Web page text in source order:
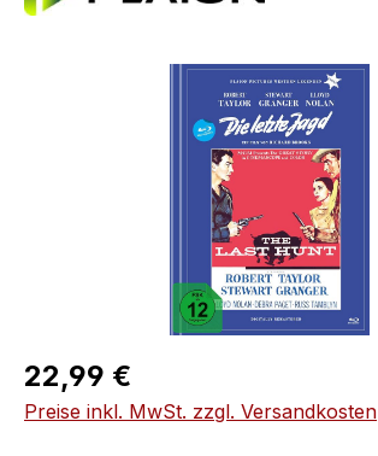
Bildergalerie überspringen
Regulärer Preis:
22,99 €
Preise inkl. MwSt. zzgl. Versandkosten